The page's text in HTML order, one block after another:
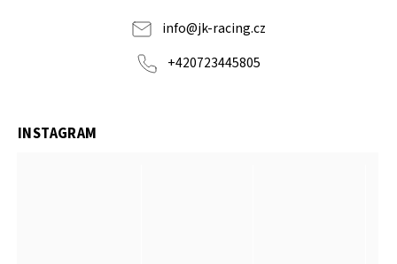
info@jk-racing.cz
+420723445805
INSTAGRAM